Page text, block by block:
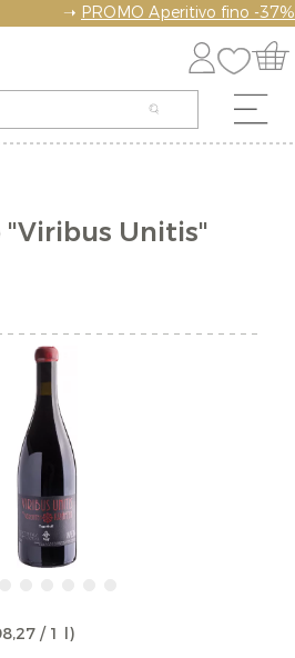
➝ PROMO Aperitivo fino -37%
"Viribus Unitis"
/ 1 l)